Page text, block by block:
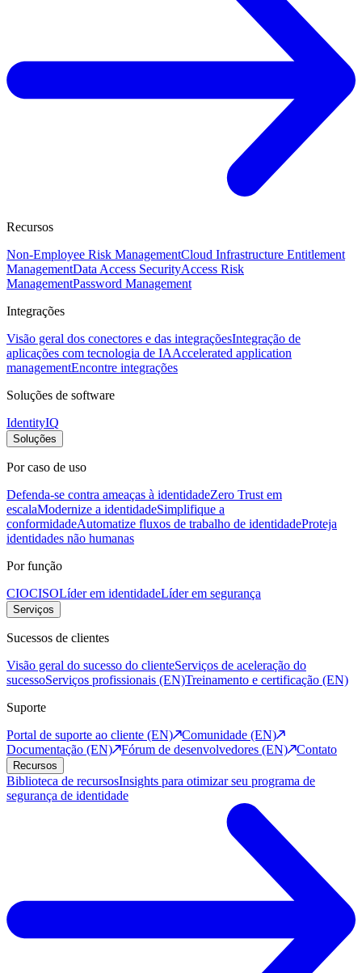
Recursos
Non-Employee Risk ManagementCloud Infrastructure Entitlement
ManagementData Access SecurityAccess Risk
ManagementPassword Management
Integrações
Visão geral dos conectores e das integraçõesIntegração de
aplicações com tecnologia de IAAccelerated application
managementEncontre integrações
Soluções de software
IdentityIQ
Soluções
Por caso de uso
Defenda-se contra ameaças à identidadeZero Trust em
escalaModernize a identidadeSimplifique a
conformidadeAutomatize fluxos de trabalho de identidadeProteja
identidades não humanas
Por função
CIOCISOLíder em identidadeLíder em segurança
Serviços
Sucessos de clientes
Visão geral do sucesso do clienteServiços de aceleração do
sucessoServiços profissionais (EN)Treinamento e certificação (EN)
Suporte
Portal de suporte ao cliente (EN)
Comunidade (EN)
Documentação (EN)
Fórum de desenvolvedores (EN) Contato
Recursos
Biblioteca de recursosInsights para otimizar seu programa de
segurança de identidade